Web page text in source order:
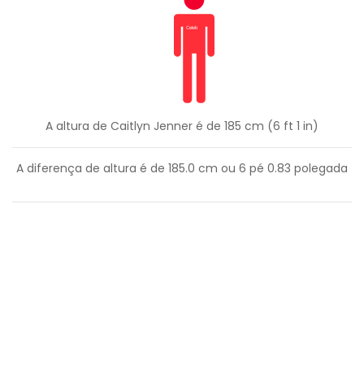
A altura de Caitlyn Jenner é de 185 cm (6 ft 1 in)
A diferença de altura é de 185.0 cm ou 6 pé 0.83 polegada